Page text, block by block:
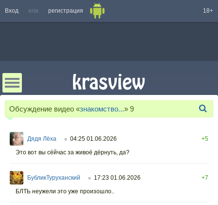
Вход или регистрация 18+
Обсуждение видео «знакомство...» 9
Дядя Лёха ○ 04:25 01.06.2026
+5
Это вот вы сёйчас за живоё дёрнуть, да?
БубликТуруханский ○ 17:23 01.06.2026
+7
БЛТЬ неужели это уже произошло..